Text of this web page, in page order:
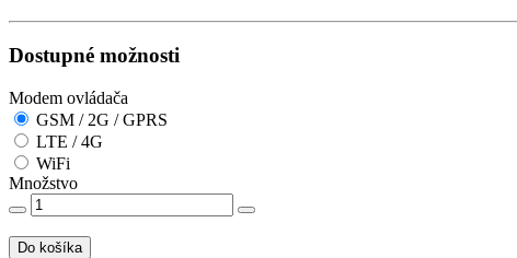
Dostupné možnosti
Modem ovládača
GSM / 2G / GPRS
LTE / 4G
WiFi
Množstvo
Do košíka